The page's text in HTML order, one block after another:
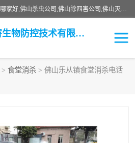
佛山白蚁防治公司,佛山白蚁防治哪家好,佛山杀虫公司,佛山除四害公司,佛山灭白蚁公司,佛山白蚁防治佛山儒创有害生物防治有限公司是一家佛山杀虫公司、佛山除四害公司、佛山灭白蚁公司、佛山白蚁防治公司，让您远离虫害困扰。要问佛山白蚁防治哪家好？佛山儒创有害生物防治有限公司全佛山、广州，正规公司，上门勘查，可靠，售后有保障。
佛山儒创有害生物防控技术有限公司
> 食堂消杀 > 佛山乐从镇食堂消杀电话
食堂消杀